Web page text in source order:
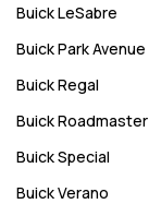
BuickLeSabre
BuickPark Avenue
BuickRegal
BuickRoadmaster
BuickSpecial
BuickVerano